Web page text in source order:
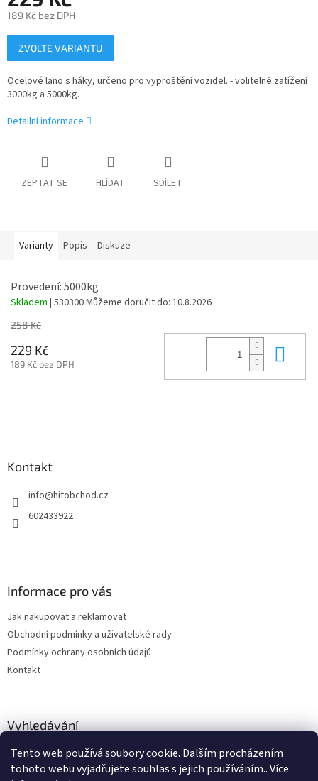
Tento web používá soubory cookie. Dalším procházením
tohoto webu vyjadřujete souhlas s jejich používáním.. Více
189 Kč bez DPH
Měrná
cena:
ZVOLTE VARIANTU
Ocelové lano s háky, určeno pro vyproštění vozidel. - volitelné zatížení
3000kg a 5000kg.
Detailní informace
ZEPTAT SE HLÍDAT SDÍLET
Varianty Popis Diskuze
Provedení: 5000kg
Skladem | 530300Můžeme doručit do: 10.8.2026
258 Kč
229 Kč
189 Kč bez DPH
Kontakt
info@hitobchod.cz
602433922
Informace pro vás
Jak nakupovat a reklamovat
Obchodní podmínky a uživatelské rady
Podmínky ochrany osobních údajů
Kontakt
Vyhledávání
HLEDAT